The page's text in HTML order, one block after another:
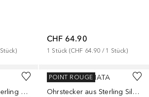
Stück)
CHF 64.90
1 Stück (CHF 64.90 / 1 Stück)
Charm Peace aus Sterling Silber in Gelbgold mit Zirkonia
RAFAELA DONATA
Ohrstecker aus Sterling Silber in gelbgold mit Zirkonia Muschelkernperle
POINT ROUGE